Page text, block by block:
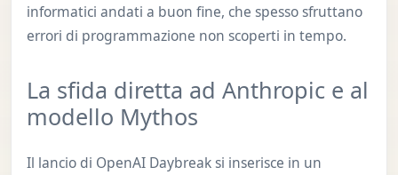
informatici andati a buon fine, che spesso sfruttano
errori di programmazione non scoperti in tempo.
La sfida diretta ad Anthropic e al
modello Mythos
Il lancio di OpenAI Daybreak si inserisce in un